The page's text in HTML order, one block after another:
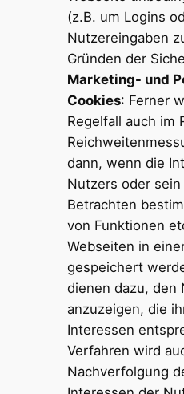
(z.B. um Logins
Nutzereingaben
Gründen der
Marketing- und
Cookies: Ferner
Regelfall auch im
dann, wenn die
Nutzers oder sein
Betrachten
von Funktionen
Webseiten in
gespeichert
dienen dazu, den
anzuzeigen, die
Interessen
Verfahren wird
Nachverfolgung